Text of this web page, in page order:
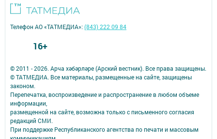
© 2011 - 2026. Арча хәбәрләре (Арский вестник). Все права защищены.
© ТАТМЕДИА. Все материалы, размещенные на сайте, защищены
законом.
Перепечатка, воспроизведение и распространение в любом объеме
информации,
размещенной на сайте, возможна только с письменного согласия
редакций СМИ.
При поддержке Республиканского агентства по печати и массовым
Телефон АО «ТАТМЕДИА»:(843) 222 09 84
16+